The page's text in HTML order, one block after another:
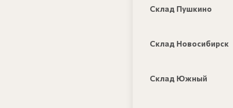
Склад Пушкино
Склад Новосибирск
Склад Южный